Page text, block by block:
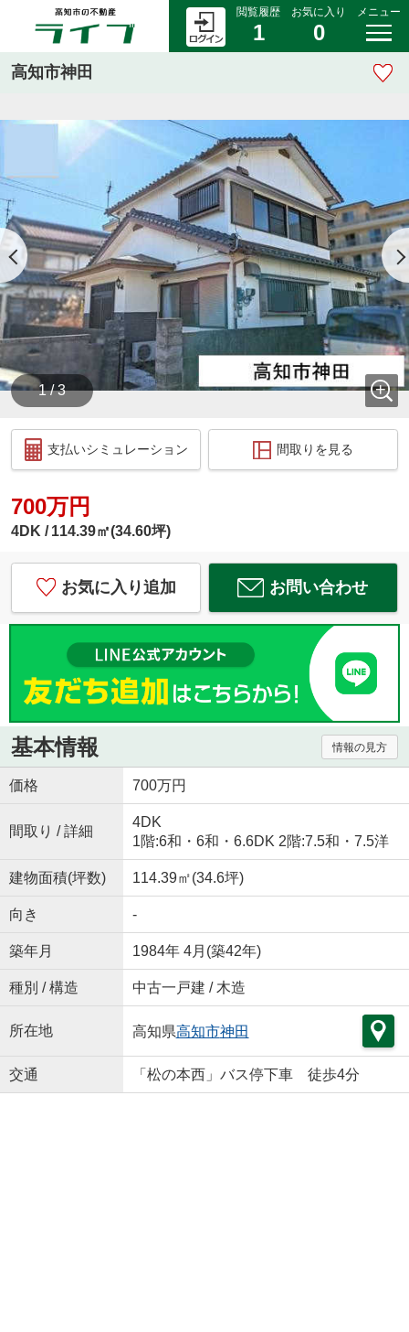
閲覧履歴
1
お気に入り
0
メニュー
高知市神田
1 / 3
支払いシミュレーション 間取りを見る
700万円
4DK 114.39㎡(34.60坪)
お気に入り追加 お問い合わせ
基本情報 情報の見方
価格 700万円
間取り / 詳細
4DK
1階:6和・6和・6.6DK 2階:7.5和・7.5洋
建物面積(坪数) 114.39㎡(34.6坪)
向き -
築年月 1984年 4月(築42年)
種別 / 構造 中古一戸建 / 木造
所在地 高知県高知市神田
交通 「松の本西」バス停下車 徒歩4分